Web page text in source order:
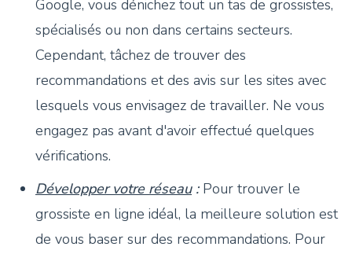
Google, vous dénichez tout un tas de grossistes,
spécialisés ou non dans certains secteurs.
Cependant, tâchez de trouver des
recommandations et des avis sur les sites avec
lesquels vous envisagez de travailler. Ne vous
engagez pas avant d'avoir effectué quelques
vérifications.
Développer votre réseau:Pour trouver le
grossiste en ligne idéal, la meilleure solution est
de vous baser sur des recommandations. Pour